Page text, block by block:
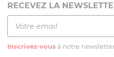
RECEVEZ LA
Inscrivez-vous à notre